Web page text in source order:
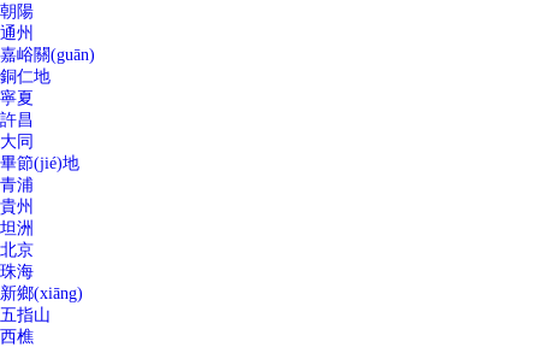
朝陽
通州
嘉峪關(guān)
銅仁地
寧夏
許昌
大同
畢節(jié)地
青浦
貴州
坦洲
北京
珠海
新鄉(xiāng)
五指山
西樵